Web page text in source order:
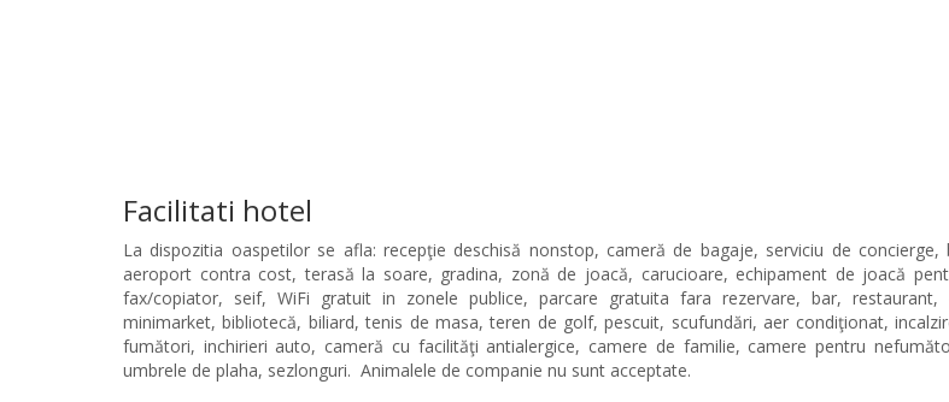
Facilitati hotel
La dispozitia oaspetilor se afla: recepţie deschisă nonstop, cameră de bagaje, serviciu de
aeroport contra cost, terasă la soare, gradina, zonă de joacă, carucioare, echipament de joacă
fax/copiator, seif, WiFi gratuit in zonele publice, parcare gratuita fara rezervare, bar, restaurant,
minimarket, bibliotecă, biliard, tenis de masa, teren de golf, pescuit, scufundări, aer condiţionat,
fumători, inchirieri auto, cameră cu facilităţi antialergice, camere de familie, camere pentru
umbrele de plaha, sezlonguri. Animalele de companie nu sunt acceptate.